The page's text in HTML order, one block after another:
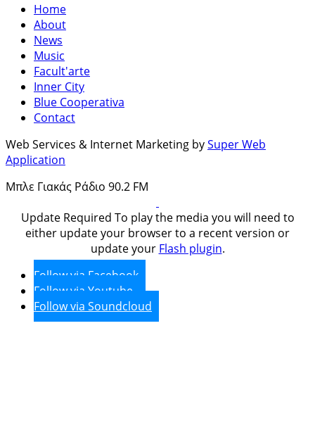
Home
About
News
Music
Facult'arte
Inner City
Blue Cooperativa
Contact
Web Services & Internet Marketing bySuper Web
Application
Μπλε Γιακάς Ράδιο 90.2 FM
Update Required To play the media you will need to
either update your browser to a recent version or
update your Flash plugin.
Follow via Facebook
Follow via Youtube
Follow via Soundcloud